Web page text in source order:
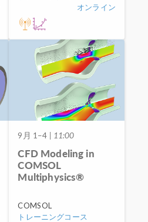
オンライン
9月 1–4 | 11:00
CFD Modeling in
COMSOL
Multiphysics®
COMSOL
トレーニングコース